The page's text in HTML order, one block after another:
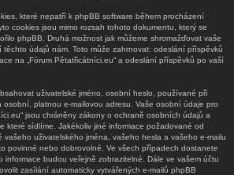
které nepatří k phpBB software během procházení
cookies jsou mimo rozsah tohoto dokumentu, který se
phpBB. Druhá možnost jak můžeme shromažďovat vaše
údajů nám. Toto může zahrnovat: odeslání příspěvků
na „Fórum Pětatřicátníci.eu“ a odeslání příspěvků po vaší
uživatelské jméno, osobní heslo, používané při
platnou e-mailovou adresu. Vaše osobní údaje pro
jsou chráněny zákony o ochraně osobních údajů a
které sídlíme. Jakékoliv jiné informace požadované od
vašeho uživatelského jména, vašeho hesla a vašeho e-mailu
povinné nebo dobrovolné. Ve všech případech dostanete
informace budou veřejně zobrazitelné. Dále ve vašem účtu
zasílání automaticky vytvářených e-mailů phpBB